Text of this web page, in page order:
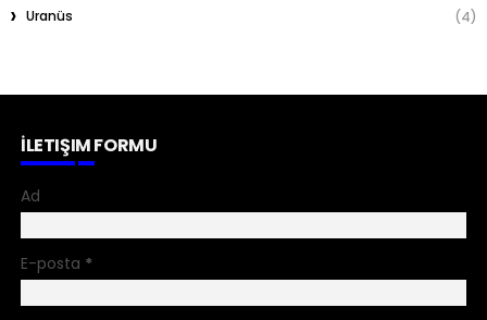
Uranüs
(4)
İLETIŞIM FORMU
Ad
E-posta *